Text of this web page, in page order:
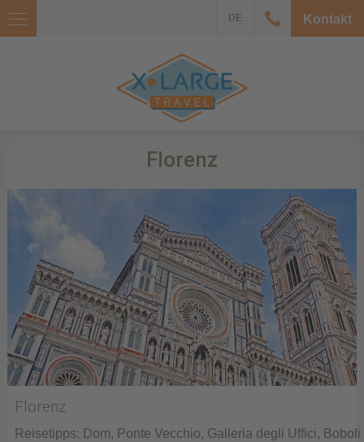
Kontakt
DE
Florenz
Florenz
Reisetipps: Dom, Ponte Vecchio, Galleria degli Uffici, Boboli